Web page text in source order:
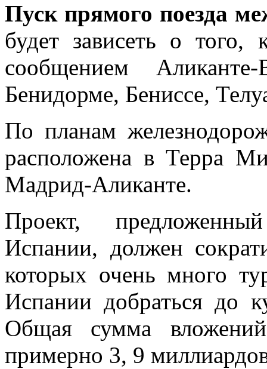
Пуск прямого поезда
будет зависеть о того,
сообщением
Бенидорме, Бениссе,
По планам
расположена в Терра
Мадрид-Аликанте.
Проект,
Испании, должен
которых очень много
Испании добраться до
Общая сумма
примерно 3, 9